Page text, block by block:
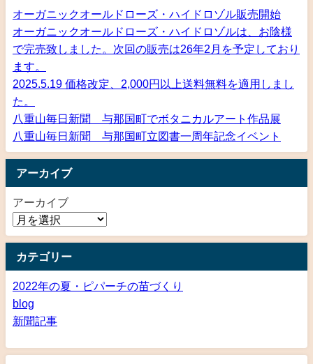
オーガニックオールドローズ・ハイドロゾル販売開始
オーガニックオールドローズ・ハイドロゾルは、お陰様
で完売致しました。次回の販売は26年2月を予定しており
ます。
2025.5.19 価格改定、2,000円以上送料無料を適用しまし
た。
八重山毎日新聞 与那国町でボタニカルアート作品展
八重山毎日新聞 与那国町立図書一周年記念イベント
アーカイブ
アーカイブ
カテゴリー
2022年の夏・ピパーチの苗づくり
blog
新聞記事